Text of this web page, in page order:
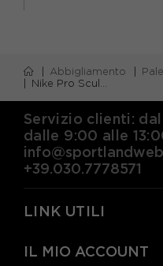
Abbigliamento
Nike Pro Sculpt Reggiseno Sportivo Nero Donna
Servizio clienti:
dalle 9:00 alle
+39.030.7778571
LINK UTILI
IL MIO ACCOUNT